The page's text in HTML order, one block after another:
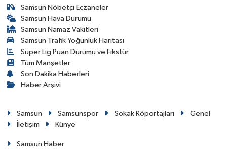
Samsun Nöbetçi Eczaneler
Samsun Hava Durumu
Samsun Namaz Vakitleri
Samsun Trafik Yoğunluk Haritası
Süper Lig Puan Durumu ve Fikstür
Tüm Manşetler
Son Dakika Haberleri
Haber Arşivi
Samsun Samsunspor Sokak Röportajları
Genel
İletişim
Künye
Samsun Haber